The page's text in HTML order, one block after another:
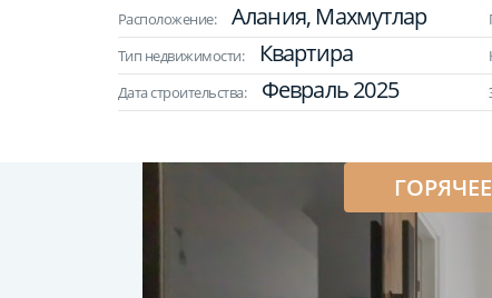
Расположение: Алания, Махмутлар
Тип недвижимости: Квартира
Дата строительства: Февраль 2025